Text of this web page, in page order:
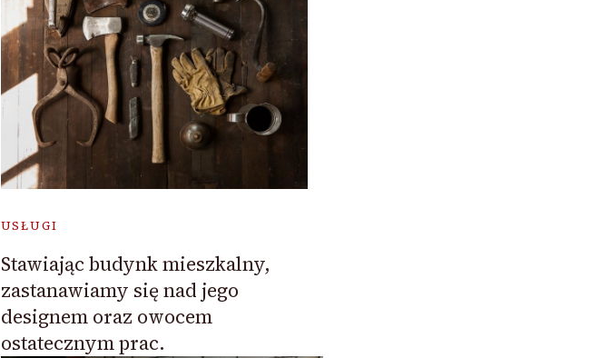
USŁUGI
Stawiając budynk mieszkalny,
zastanawiamy się nad jego
designem oraz owocem
ostatecznym prac.